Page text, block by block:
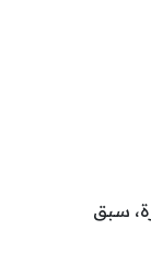
سبق